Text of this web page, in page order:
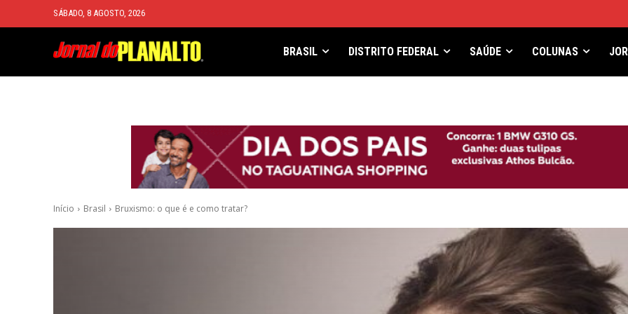
SÁBADO, 8 AGOSTO, 2026
BRASIL DISTRITO FEDERAL SAÚDE COLUNAS
Início Brasil Bruxismo: o que é e como tratar?